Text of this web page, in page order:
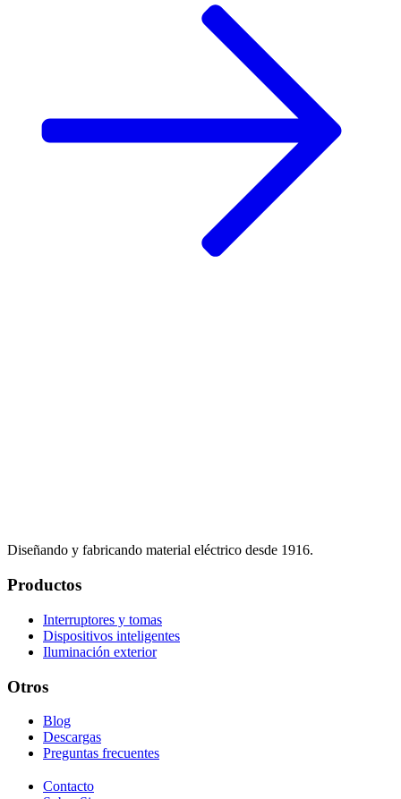
Diseñando y fabricando material eléctrico desde 1916.
Productos
Interruptores y tomas
Dispositivos inteligentes
Iluminación exterior
Otros
Blog
Descargas
Preguntas frecuentes
Contacto